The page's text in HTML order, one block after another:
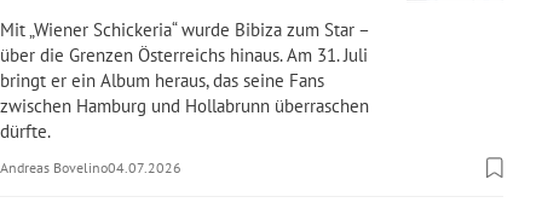
Mit „Wiener Schickeria“ wurde Bibiza zum Star –
über die Grenzen Österreichs hinaus. Am 31. Juli
bringt er ein Album heraus, das seine Fans
zwischen Hamburg und Hollabrunn überraschen
dürfte.
Andreas Bovelino04.07.2026